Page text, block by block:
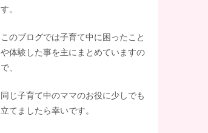
す。
このブログでは子育て中に困ったこと
や体験した事を主にまとめていますの
で、
同じ子育て中のママのお役に少しでも
立てましたら幸いです。